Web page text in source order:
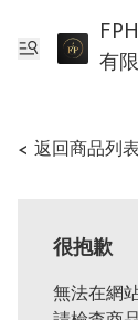
有
< 返回商品列表
很抱歉
無法在網